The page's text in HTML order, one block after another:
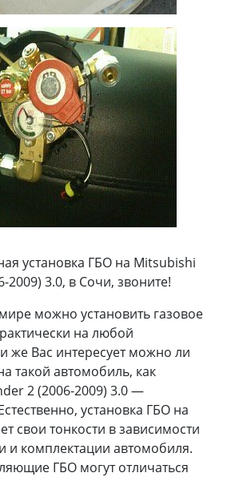
установка ГБО на Mitsubishi
2009) 3.0, в Сочи, звоните!
можно установить газовое
на любой
же Вас интересует можно ли
такой автомобиль, как
2 (2006-2009) 3.0 —
установка ГБО на
свои тонкости в зависимости
и комплектации автомобиля.
ГБО могут отличаться